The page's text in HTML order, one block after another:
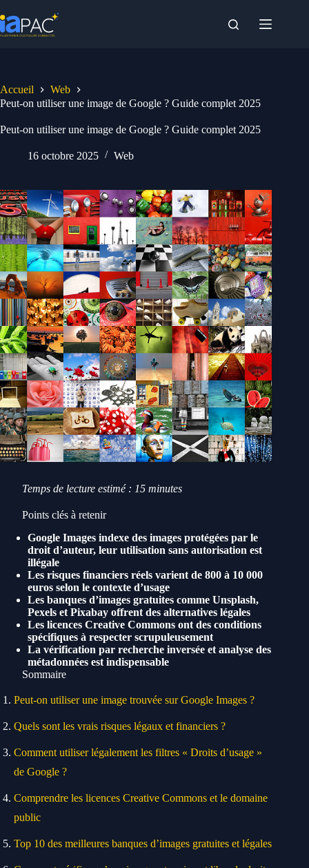
au
contenu
Accueil
Web
Peut-on utiliser une image de Google ? Guide complet 2025
Peut-on utiliser une image de Google ? Guide complet 2025
16 octobre 2025 Web
Temps de lecture estimé : 15 minutes
Points clés à retenir
Google Images indexe des images protégées par le
droit d’auteur, leur utilisation sans autorisation est
illégale
Les risques financiers réels varient de 800 à 10 000
euros selon le contexte d’usage
Les banques d’images gratuites comme Unsplash,
Pexels et Pixabay offrent des alternatives légales
Les licences Creative Commons ont des conditions
spécifiques à respecter scrupuleusement
La vérification par recherche inversée et analyse des
métadonnées est indispensable
Sommaire
Peut-on utiliser une image trouvée sur Google Images ?
Quels sont les vrais risques légaux et financiers ?
Comment utiliser légalement les filtres « Droits d’usage »
de Google ?
Comprendre les licences Creative Commons et le domaine
public
Top 10 des meilleures banques d’images gratuites et légales